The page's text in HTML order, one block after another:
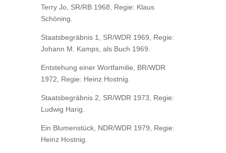
Terry Jo, SR/RB 1968, Regie: Klaus
Schöning.
Staatsbegräbnis 1, SR/WDR 1969, Regie:
Johann M. Kamps, als Buch 1969.
Entstehung einer Wortfamilie, BR/WDR
1972, Regie: Heinz Hostnig.
Staatsbegräbnis 2, SR/WDR 1973, Regie:
Ludwig Harig.
Ein Blumenstück, NDR/WDR 1979, Regie:
Heinz Hostnig.